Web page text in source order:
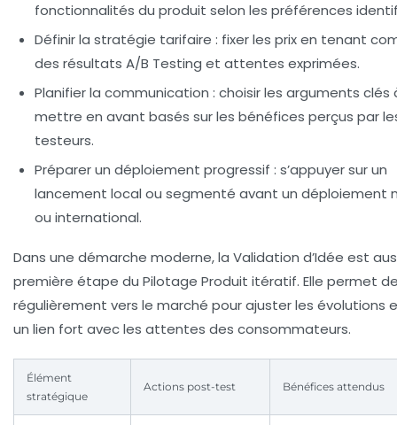
fonctionnalités du produit selon les préférences
Définir la stratégie tarifaire : fixer les prix en tenant
des résultats A/B Testing et attentes exprimées.
Planifier la communication : choisir les arguments clés
mettre en avant basés sur les bénéfices perçus par
testeurs.
Préparer un déploiement progressif : s’appuyer sur un
lancement local ou segmenté avant un déploiement
ou international.
Dans une démarche moderne, la Validation d’Idée est
première étape du Pilotage Produit itératif. Elle permet
régulièrement vers le marché pour ajuster les évolutions
un lien fort avec les attentes des consommateurs.
Élément
stratégique
Actions post-test Bénéfices attendus